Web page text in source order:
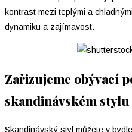
kontrast mezi teplými a
dynamiku a zajímavost.
Zařizujeme obývací
skandinávském stylu
Skandinávský styl můžete v